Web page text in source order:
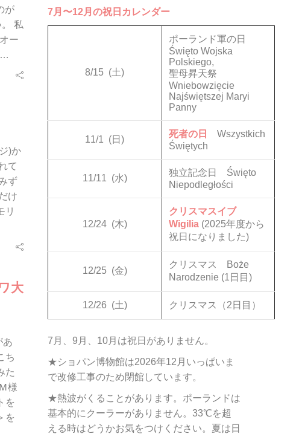
が
私
ー
)か
て
ず
け
リ
大
あ
ち
た
様
を
を
7月〜12月の祝日カレンダー
8/15 (土)
ポーランド軍の日
Święto Wojska
Polskiego,
聖母昇天祭
Wniebowzięcie
Najświętszej Maryi
Panny
11/1 (日)
死者の日
Wszystkich
Świętych
11/11 (水)
独立記念日 Święto
Niepodległości
12/24 (木)
クリスマスイブ
Wigilia (2025年度から
祝日になりました)
12/25 (金)
クリスマス Boże
Narodzenie (1日目)
12/26 (土) クリスマス（2日目）
7月、9月、10月は祝日がありません。
★ショパン博物館は2026年12月いっぱいま
で改修工事のため閉館しています。
★熱波がくることがあります。ポーランドは
基本的にクーラーがありません。33℃を超
える時はどうかお気をつけください。夏は日